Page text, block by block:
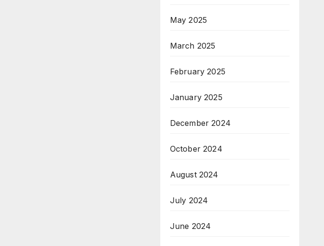
May 2025
March 2025
February 2025
January 2025
December 2024
October 2024
August 2024
July 2024
June 2024